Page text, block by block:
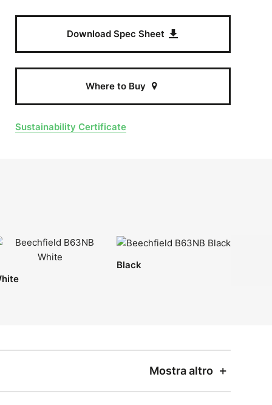
Download Spec Sheet
Where to Buy
Sustainability Certificate
Black
Mostra altro